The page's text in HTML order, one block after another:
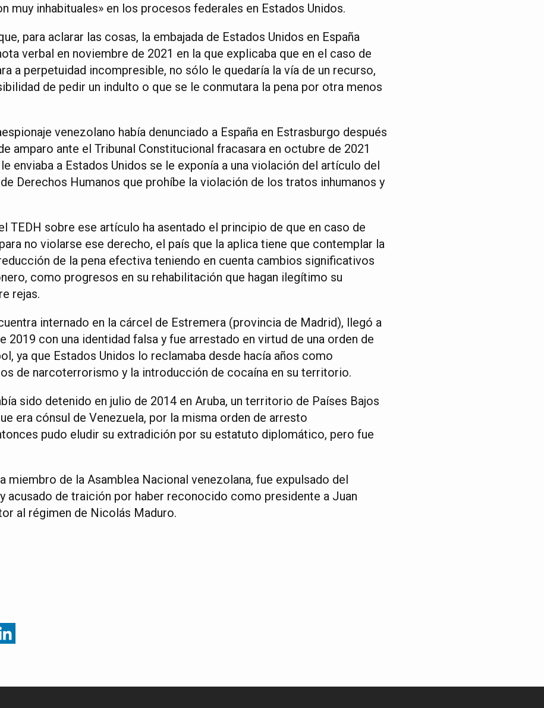
muy inhabituales» en los procesos federales en Estados Unidos.
para aclarar las cosas, la embajada de Estados Unidos en España
verbal en noviembre de 2021 en la que explicaba que en el caso de
a perpetuidad incompresible, no sólo le quedaría la vía de un recurso,
de pedir un indulto o que se le conmutara la pena por otra menos
venezolano había denunciado a España en Estrasburgo después
amparo ante el Tribunal Constitucional fracasara en octubre de 2021
enviaba a Estados Unidos se le exponía a una violación del artículo del
Derechos Humanos que prohíbe la violación de los tratos inhumanos y
TEDH sobre ese artículo ha asentado el principio de que en caso de
no violarse ese derecho, el país que la aplica tiene que contemplar la
de la pena efectiva teniendo en cuenta cambios significativos
como progresos en su rehabilitación que hagan ilegítimo su
rejas.
internado en la cárcel de Estremera (provincia de Madrid), llegó a
2019 con una identidad falsa y fue arrestado en virtud de una orden de
ya que Estados Unidos lo reclamaba desde hacía años como
de narcoterrorismo y la introducción de cocaína en su territorio.
sido detenido en julio de 2014 en Aruba, un territorio de Países Bajos
era cónsul de Venezuela, por la misma orden de arresto
pudo eludir su extradición por su estatuto diplomático, pero fue
miembro de la Asamblea Nacional venezolana, fue expulsado del
acusado de traición por haber reconocido como presidente a Juan
al régimen de Nicolás Maduro.